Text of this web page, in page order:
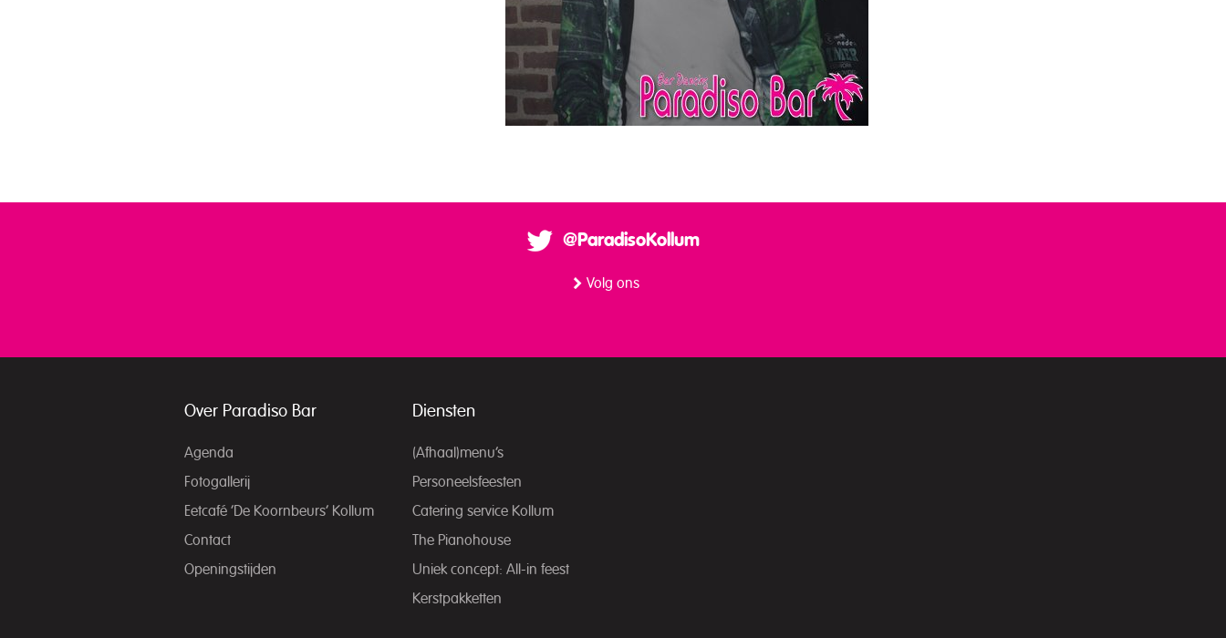
@ParadisoKollum
Volg ons
Over Paradiso Bar
Agenda
Fotogallerij
Eetcafé ‘De Koornbeurs’ Kollum
Contact
Openingstijden
Diensten
(Afhaal)menu’s
Personeelsfeesten
Catering service Kollum
The Pianohouse
Uniek concept: All-in feest
Kerstpakketten